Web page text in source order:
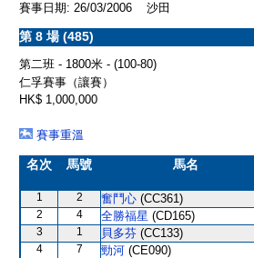
賽事日期: 26/03/2006 沙田
第 8 場 (485)
第二班 - 1800米 - (100-80)
仁孚賽事（讓賽）
HK$ 1,000,000
賽事重溫
名次 馬號 馬名
1 2 奮鬥心 (CC361)
2 4 全勝福星 (CD165)
3 1 貝多芬 (CC133)
4 7 勁河 (CE090)